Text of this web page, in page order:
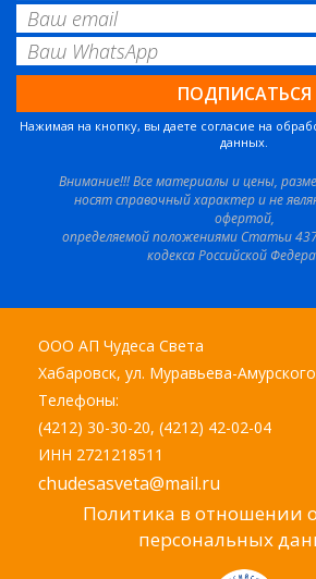
Нажимая на кнопку, вы даете согласие на
данных.
Внимание!!! Все материалы и цены,
носят справочный характер и не
офертой,
определяемой положениями Статьи
кодекса Российской
ООО АП Чудеса Света
Хабаровск, ул. Муравьева-
Телефоны:
(4212) 30-30-20, (4212) 42-02-04
ИНН 2721218511
chudesasveta@mail.ru
Политика в отношении
персональных